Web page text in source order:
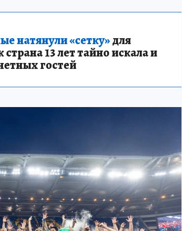
натянули «сетку»для
13 лет тайно искала и
гостей